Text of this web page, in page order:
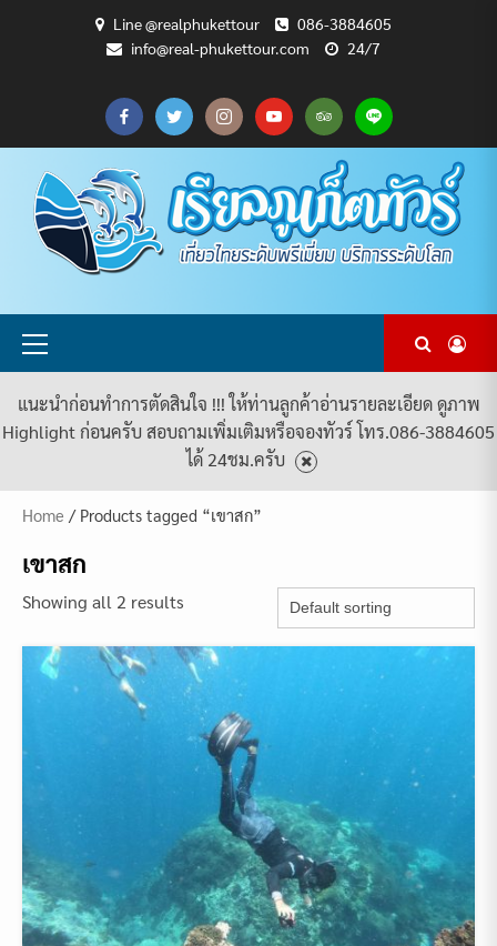
Line @realphukettour
086-3884605
info@real-phukettour.com
24/7
CART
CHECKOUT
MY
ACCOUNT
SAMPLE
PAGE
ทัวร์
ทั้งหมด
บทความ
ท่อง
เที่ยว
ยินดี
ต้อนรับ
สู่
PHUKET
TOUR
เกี่ยว
กับ
เรา
แพ็คเกจ
ทัวร์
ทั้งหมด
Primary
แนะนำก่อนทำการตัดสินใจ !!! ให้ท่านลูกค้าอ่านรายละเอียด ดูภาพ
Highlight ก่อนครับ สอบถามเพิ่มเติมหรือจองทัวร์ โทร.086-3884605
ได้ 24ชม.ครับ
Home / Products tagged “เขาสก”
เขาสก
Showing all 2 results